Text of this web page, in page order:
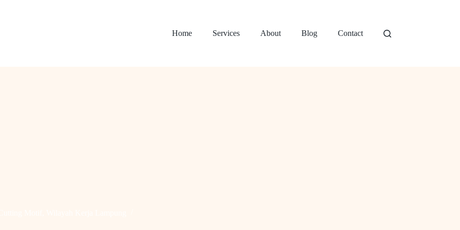
Home
Services About Blog Contact